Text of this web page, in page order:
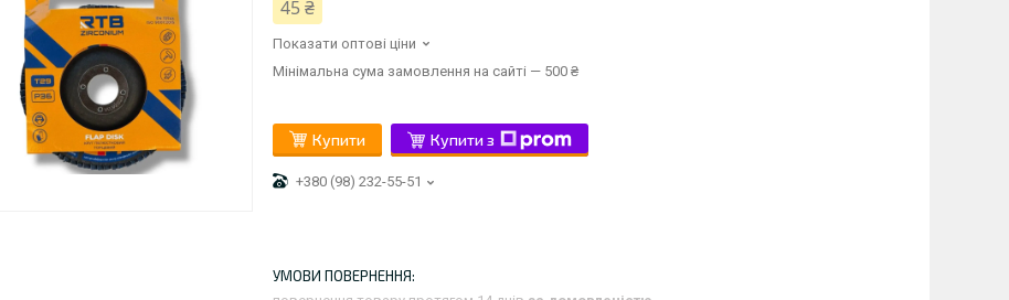
45 ₴
Показати оптові ціни
Мінімальна сума замовлення на сайті — 500 ₴
Купити Купити з
+380 (98) 232-55-51